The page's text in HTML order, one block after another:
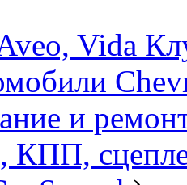
Vida
и
КПП,